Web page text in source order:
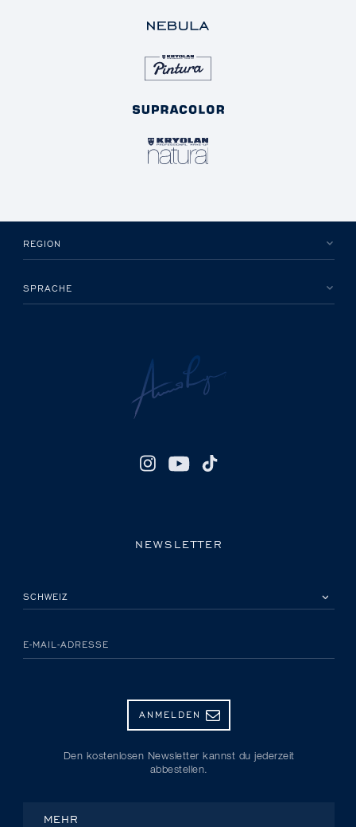
REGION
SPRACHE
NEWSLETTER
E-MAIL-ADRESSE
ANMELDEN
Den kostenlosen Newsletter kannst du jederzeit
abbestellen.
MEHR